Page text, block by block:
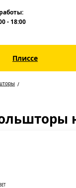
- 18:00
Плиссе